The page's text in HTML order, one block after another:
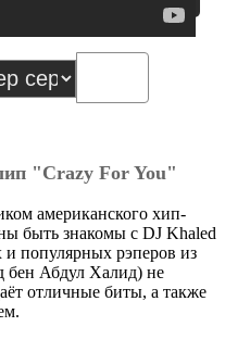
"Crazy For You"
американского хип-
быть знакомы с DJ Khaled
популярных рэперов из
бен Абдул Халид) не
отличные биты, а также